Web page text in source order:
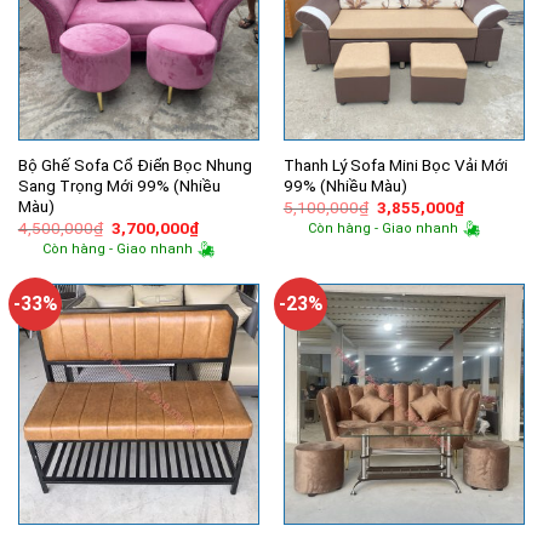
Bộ Ghế Sofa Cổ Điển Bọc Nhung
Sang Trọng Mới 99% (Nhiều
Màu)
4,500,000₫ Giá
gốc
là:
3,700,000₫Giá
hiện
tại
3,700,000₫.
Còn hàng - Giao nhanh
Thanh Lý Sofa Mini Bọc Vải Mới
99% (Nhiều Màu)
5,100,000₫ Giá
gốc
là:
3,855,000₫Giá
hiện
tại
Còn hàng - Giao nhanh
-33% -23%